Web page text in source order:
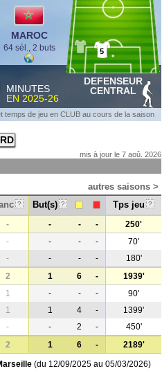
MAROC
64 sél., 2 buts 5
MINUTES
EN 2025-26
DEFENSEUR
CENTRAL
temps de jeu en CLUB au cours de la saison
mis à jour le 7 aoû. 2026
autres saisons >
? But(s) ? Tps jeu ?
- - - -
250'
- - - -
70'
- - - -
180'
2 1 6 -
1939'
1 - - -
90'
1 1 4 -
1399'
- - 2 -
450'
2 1 6 -
2189'
(du 12/09/2025 au 05/03/2026)